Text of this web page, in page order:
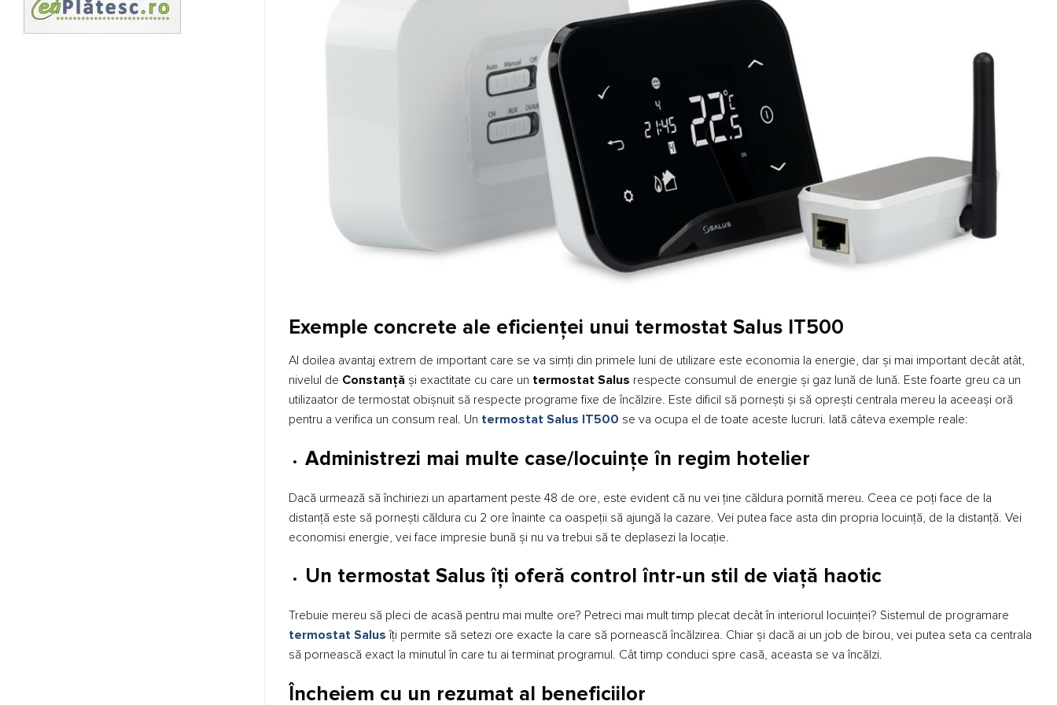
Exemple concrete ale eficienței unui termostat Salus IT500
Al doilea avantaj extrem de important care se va simți din primele luni de utilizare este economia la energie, dar și mai important decât atât,
nivelul de Constanță și exactitate cu care un termostat Salus respecte consumul de energie și gaz lună de lună. Este foarte greu ca un
utilizaator de termostat obișnuit să respecte programe fixe de încălzire. Este dificil să pornești și să oprești centrala mereu la aceeași oră
pentru a verifica un consum real. Un termostat Salus IT500 se va ocupa el de toate aceste lucruri. Iată câteva exemple reale:
Administrezi mai multe case/locuințe în regim hotelier
Dacă urmează să închiriezi un apartament peste 48 de ore, este evident că nu vei ține căldura pornită mereu. Ceea ce poți face de la
distanță este să pornești căldura cu 2 ore înainte ca oaspeții să ajungă la cazare. Vei putea face asta din propria locuință, de la distanță. Vei
economisi energie, vei face impresie bună și nu va trebui să te deplasezi la locație.
Un termostat Salus îți oferă control într-un stil de viață haotic
Trebuie mereu să pleci de acasă pentru mai multe ore? Petreci mai mult timp plecat decât în interiorul locuinței? Sistemul de programare
termostat Salus îți permite să setezi ore exacte la care să pornească încălzirea. Chiar și dacă ai un job de birou, vei putea seta ca centrala
să pornească exact la minutul în care tu ai terminat programul. Cât timp conduci spre casă, aceasta se va încălzi.
Încheiem cu un rezumat al beneficiilor